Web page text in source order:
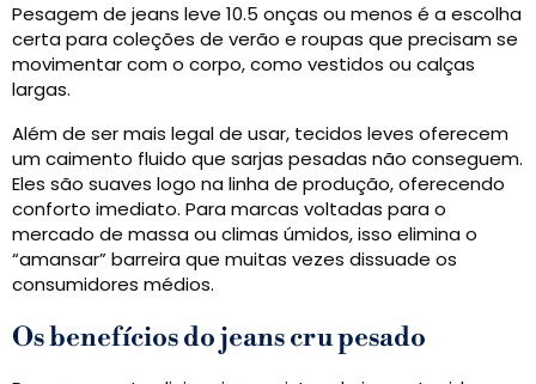
Pesagem de jeans leve 10.5 onças ou menos é a escolha
certa para coleções de verão e roupas que precisam se
movimentar com o corpo, como vestidos ou calças
largas.
Além de ser mais legal de usar, tecidos leves oferecem
um caimento fluido que sarjas pesadas não conseguem.
Eles são suaves logo na linha de produção, oferecendo
conforto imediato. Para marcas voltadas para o
mercado de massa ou climas úmidos, isso elimina o
“amansar” barreira que muitas vezes dissuade os
consumidores médios.
Os benefícios do jeans cru pesado